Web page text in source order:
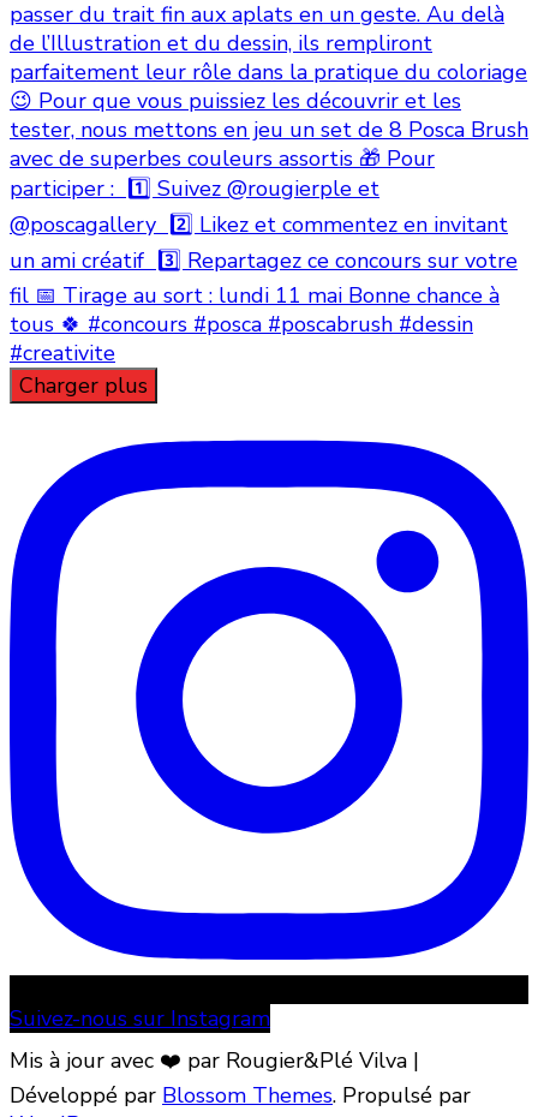
Charger plus
Suivez-nous sur Instagram
Mis à jour avec ❤️ par Rougier&Plé Vilva |
Développé par Blossom Themes. Propulsé par